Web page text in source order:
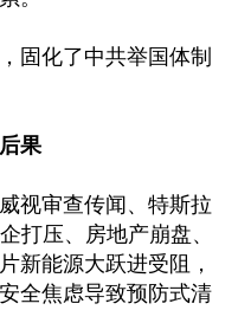
固化了中共举国体制
果
视审查传闻、特斯拉
打压、房地产崩盘、
新能源大跃进受阻，
全焦虑导致预防式清